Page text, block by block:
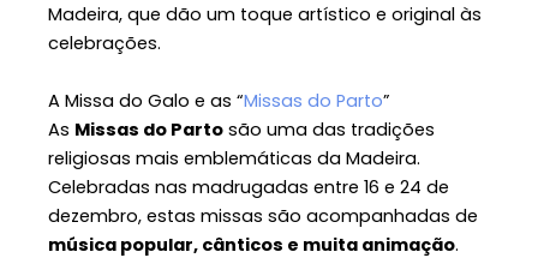
Madeira, que dão um toque artístico e original às
celebrações.
A Missa do Galo e as “Missas do Parto”
As Missas do Parto são uma das tradições
religiosas mais emblemáticas da Madeira.
Celebradas nas madrugadas entre 16 e 24 de
dezembro, estas missas são acompanhadas de
música popular, cânticos e muita animação.